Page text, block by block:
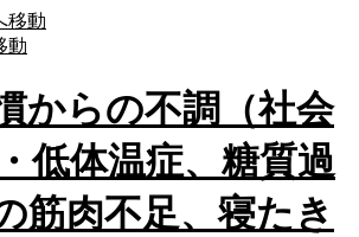
移動
動
からの不調（社会
低体温症、糖質過
筋肉不足、寝たき